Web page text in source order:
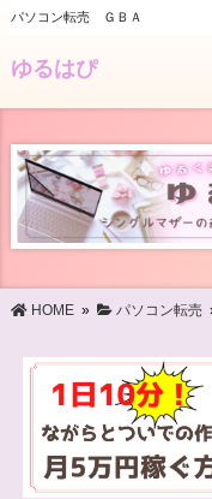
パソコン転売 ＧＢＡ
ゆるはぴ
HOME» パソコン転売